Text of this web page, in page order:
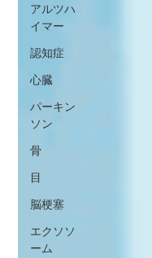
アルツハ
イマー
認知症
心臓
パーキン
ソン
骨
目
脳梗塞
エクソソ
ーム